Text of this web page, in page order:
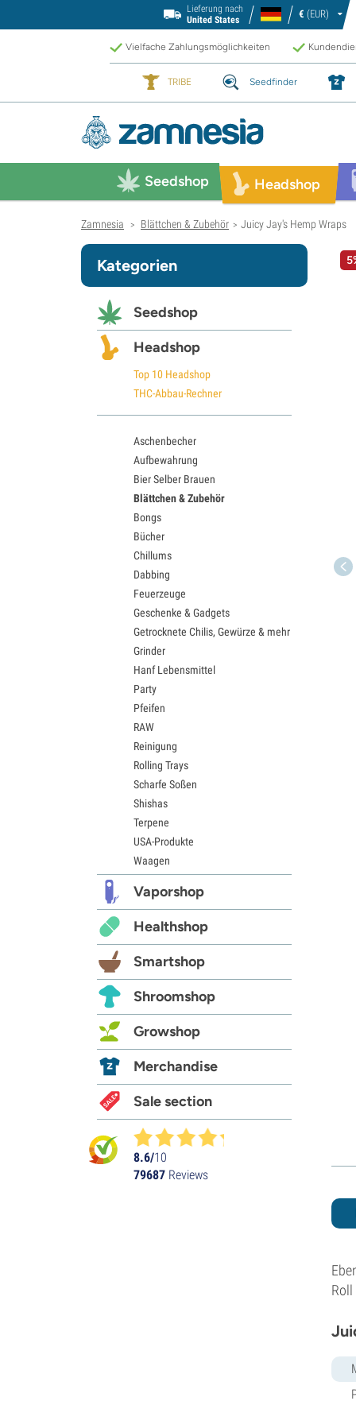
Lieferung nach
United States
€ (EUR)
Vielfache Zahlungsmöglichkeiten
TRIBE Seedfinder
Seedshop Headshop
Zamnesia > Blättchen & Zubehör > Juicy Jay's Hemp Wraps
Kategorien
Seedshop
Headshop
Top 10 Headshop
THC-Abbau-Rechner
Aschenbecher
Aufbewahrung
Bier Selber Brauen
Blättchen & Zubehör
Bongs
Bücher
Chillums
Dabbing
Feuerzeuge
Geschenke & Gadgets
Getrocknete Chilis, Gewürze & mehr
Grinder
Hanf Lebensmittel
Party
Pfeifen
RAW
Reinigung
Rolling Trays
Scharfe Soßen
Shishas
Terpene
USA-Produkte
Waagen
Vaporshop
Healthshop
Smartshop
Shroomshop
Growshop
Merchandise
Sale section
8.6/10
79687 Reviews